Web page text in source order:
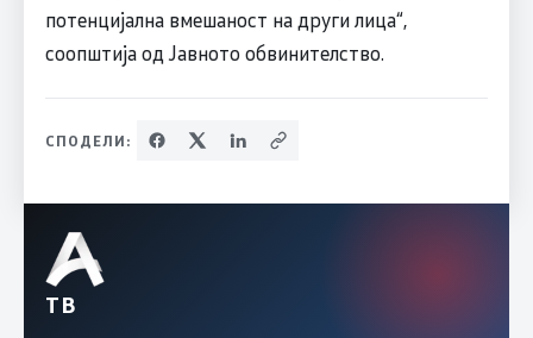
потенцијална вмешаност на други лица“,
соопштија од Јавното обвинителство.
СПОДЕЛИ:
ТВ